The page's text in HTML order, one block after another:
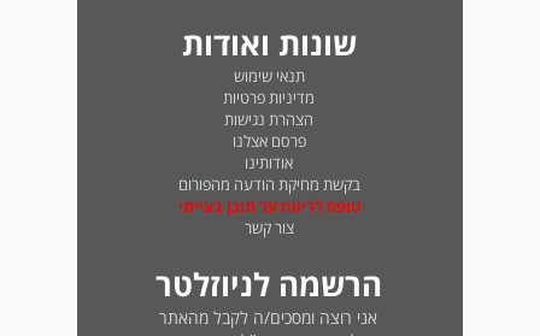
שונות ואודות
תנאי שימוש
מדיניות פרטיות
הצהרת נגישות
פרסם אצלנו
אודותינו
בקשת מחיקת הודעה מהפורום
טופס לדיווח על תוכן בעייתי
צור קשר
הרשמה לניוזלטר
אני רוצה ומסכים/ה לקבל מהאתר